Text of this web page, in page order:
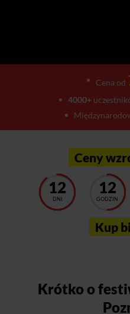
Cena od
4000+
Ceny
12
DNI
12
GODZIN
Kup
Krótko o